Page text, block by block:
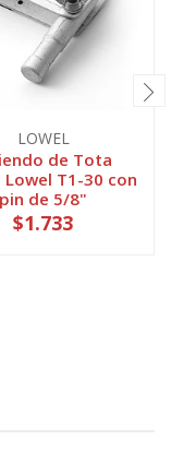
LOWEL
de Tota
Lowel T1-30 con
pin de 5/8"
$1.733